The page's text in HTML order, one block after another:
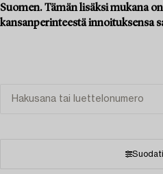
Suomen. Tämän lisäksi mukana
kansanperinteestä innoituksensa